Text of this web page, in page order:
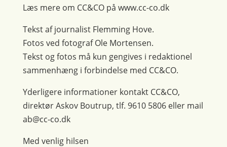
Læs mere om CC&CO på www.cc-co.dk
Tekst af journalist Flemming Hove.
Fotos ved fotograf Ole Mortensen.
Tekst og fotos må kun gengives i redaktionel
sammenhæng i forbindelse med CC&CO.
Yderligere informationer kontakt CC&CO,
direktør Askov Boutrup, tlf. 9610 5806 eller mail
ab@cc-co.dk
Med venlig hilsen